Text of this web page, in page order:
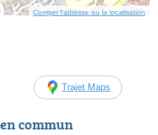
Corriger l’adresse ou la localisation
Trajet Maps
commun